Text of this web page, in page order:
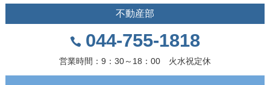
不動産部
044-755-1818
営業時間：9：30～18：00 火水祝定休